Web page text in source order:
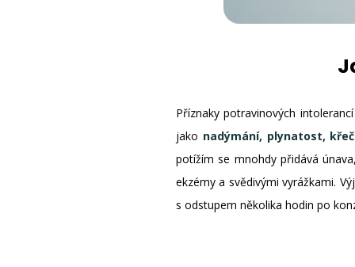
Příznaky potravinových
jako nadýmání, plynatost,
potížím se mnohdy přidává
ekzémy a svědivými vyrážkami.
s odstupem několika hodin po